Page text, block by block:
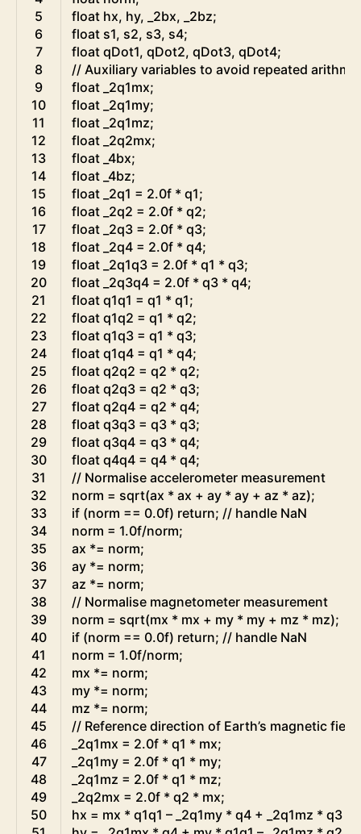
5
6
7
8
9
10
11
12
13
14
15
16
17
18
19
20
21
22
23
24
25
26
27
28
29
30
31
32
33
34
35
36
37
38
39
40
41
42
43
44
45
46
47
48
49
50
float hx, hy, _2bx, _2bz;
float s1, s2, s3, s4;
float qDot1, qDot2, qDot3, qDot4;
// Auxiliary variables to avoid repeated
float _2q1mx;
float _2q1my;
float _2q1mz;
float _2q2mx;
float _4bx;
float _4bz;
float _2q1 = 2.0f * q1;
float _2q2 = 2.0f * q2;
float _2q3 = 2.0f * q3;
float _2q4 = 2.0f * q4;
float _2q1q3 = 2.0f * q1 * q3;
float _2q3q4 = 2.0f * q3 * q4;
float q1q1 = q1 * q1;
float q1q2 = q1 * q2;
float q1q3 = q1 * q3;
float q1q4 = q1 * q4;
float q2q2 = q2 * q2;
float q2q3 = q2 * q3;
float q2q4 = q2 * q4;
float q3q3 = q3 * q3;
float q3q4 = q3 * q4;
float q4q4 = q4 * q4;
// Normalise accelerometer measurement
norm = sqrt(ax * ax + ay * ay + az * az);
if (norm == 0.0f) return; // handle NaN
norm = 1.0f/norm;
ax *= norm;
ay *= norm;
az *= norm;
// Normalise magnetometer measurement
norm = sqrt(mx * mx + my * my + mz * mz);
if (norm == 0.0f) return; // handle NaN
norm = 1.0f/norm;
mx *= norm;
my *= norm;
mz *= norm;
// Reference direction of Earth’s magnetic field
_2q1mx = 2.0f * q1 * mx;
_2q1my = 2.0f * q1 * my;
_2q1mz = 2.0f * q1 * mz;
_2q2mx = 2.0f * q2 * mx;
hx = mx * q1q1 – _2q1my * q4 + _2q1mz * q3